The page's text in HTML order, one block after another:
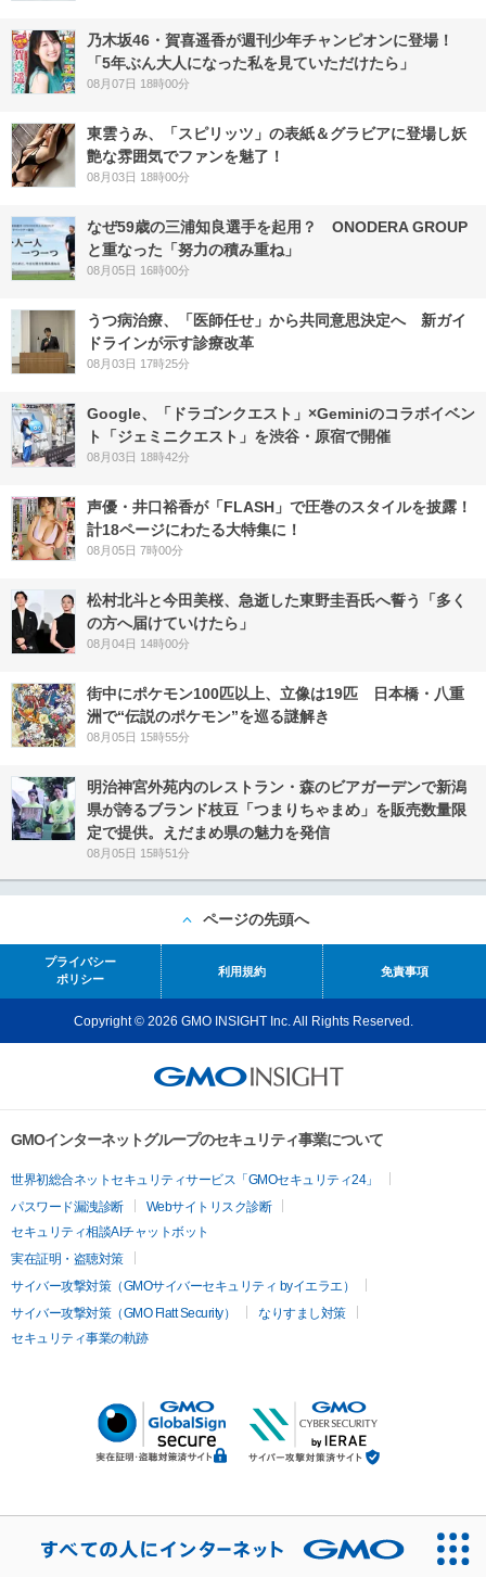
乃木坂46・賀喜遥香が週刊少年チャンピオンに登場！
「5年ぶん大人になった私を見ていただけたら」
08月07日 18時00分
東雲うみ、「スピリッツ」の表紙＆グラビアに登場し妖
艶な雰囲気でファンを魅了！
08月03日 18時00分
なぜ59歳の三浦知良選手を起用？ ONODERA GROUP
と重なった「努力の積み重ね」
08月05日 16時00分
うつ病治療、「医師任せ」から共同意思決定へ 新ガイ
ドラインが示す診療改革
08月03日 17時25分
Google、「ドラゴンクエスト」×Geminiのコラボイベン
ト「ジェミニクエスト」を渋谷・原宿で開催
08月03日 18時42分
声優・井口裕香が「FLASH」で圧巻のスタイルを披露！
計18ページにわたる大特集に！
08月05日 7時00分
松村北斗と今田美桜、急逝した東野圭吾氏へ誓う「多く
の方へ届けていけたら」
08月04日 14時00分
街中にポケモン100匹以上、立像は19匹 日本橋・八重
洲で“伝説のポケモン”を巡る謎解き
08月05日 15時55分
明治神宮外苑内のレストラン・森のビアガーデンで新潟
県が誇るブランド枝豆「つまりちゃまめ」を販売数量限
定で提供。えだまめ県の魅力を発信
08月05日 15時51分
ページの先頭へ
プライバシー
ポリシー
利用規約 免責事項
Copyright © 2026 GMO INSIGHT Inc. All Rights Reserved.
GMOインターネットグループのセキュリティ事業について
世界初総合ネットセキュリティサービス「GMOセキュリティ24」
パスワード漏洩診断
Webサイトリスク診断
セキュリティ相談AIチャットボット
実在証明・盗聴対策
サイバー攻撃対策（GMOサイバーセキュリティ byイエラエ）
サイバー攻撃対策（GMO Flatt Security）
なりすまし対策
セキュリティ事業の軌跡